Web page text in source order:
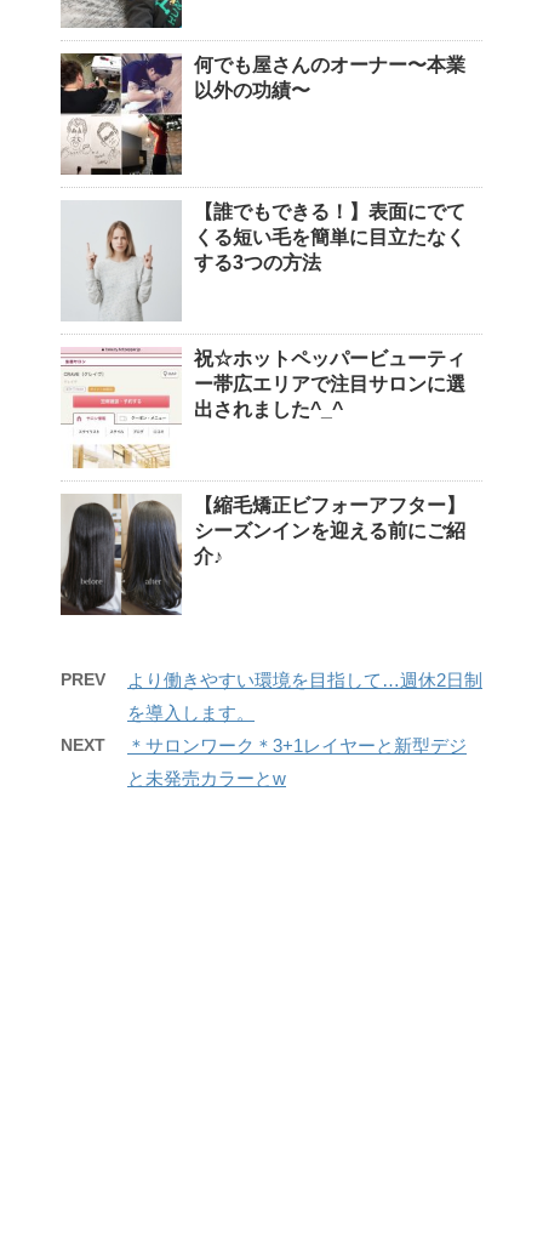
何でも屋さんのオーナー〜本業
以外の功績〜
【誰でもできる！】表面にでて
くる短い毛を簡単に目立たなく
する3つの方法
祝☆ホットペッパービューティ
ー帯広エリアで注目サロンに選
出されました^_^
【縮毛矯正ビフォーアフター】
シーズンインを迎える前にご紹
介♪
PREV
より働きやすい環境を目指して…週休2日制
を導入します。
NEXT
＊サロンワーク＊3+1レイヤーと新型デジ
と未発売カラーとw